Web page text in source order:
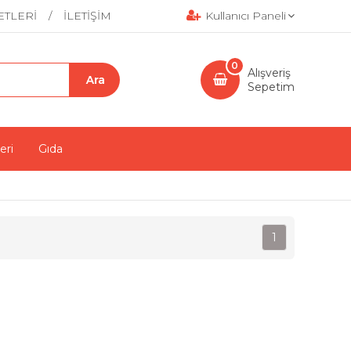
İLETİŞİM Kullanıcı Paneli
Alışveriş
Sepetim
0
Gıda
1